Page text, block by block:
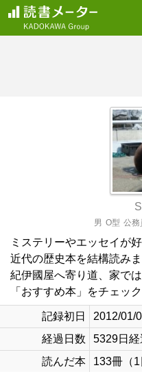
男 O型 公務
ミステリーやエッセイが
近代の歴史本を結構読み
紀伊國屋へ寄り道、家で
「おすすめ本」をチェッ
記録初日
2012/01/
経過日数
5329日経
読んだ本
133冊（